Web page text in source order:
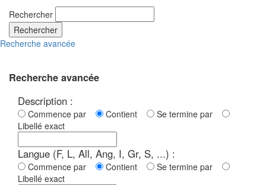
Rechercher
Rechercher
Recherche avancée
Recherche avancée
Description :
Commence par Contient
Se termine par
Libellé exact
Langue (F, L, All, Ang, I, Gr, S, ...) :
Commence par Contient
Se termine par
Libellé exact